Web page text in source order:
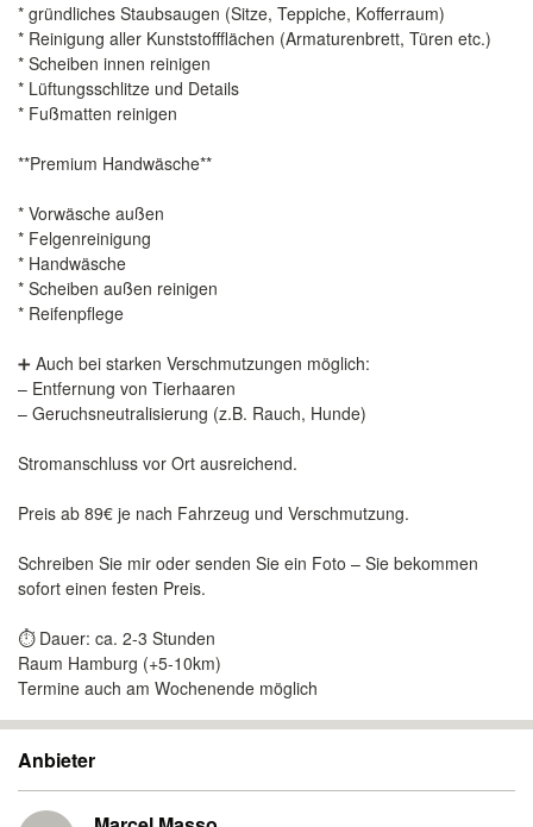
* gründliches Staubsaugen (Sitze, Teppiche, Kofferraum)
* Reinigung aller Kunststoffflächen (Armaturenbrett, Türen etc.)
* Scheiben innen reinigen
* Lüftungsschlitze und Details
* Fußmatten reinigen
**Premium Handwäsche**
* Vorwäsche außen
* Felgenreinigung
* Handwäsche
* Scheiben außen reinigen
* Reifenpflege
➕ Auch bei starken Verschmutzungen möglich:
– Entfernung von Tierhaaren
– Geruchsneutralisierung (z.B. Rauch, Hunde)
Stromanschluss vor Ort ausreichend.
Preis ab 89€ je nach Fahrzeug und Verschmutzung.
Schreiben Sie mir oder senden Sie ein Foto – Sie bekommen
sofort einen festen Preis.
⏱ Dauer: ca. 2-3 Stunden
Raum Hamburg (+5-10km)
Termine auch am Wochenende möglich
Anbieter